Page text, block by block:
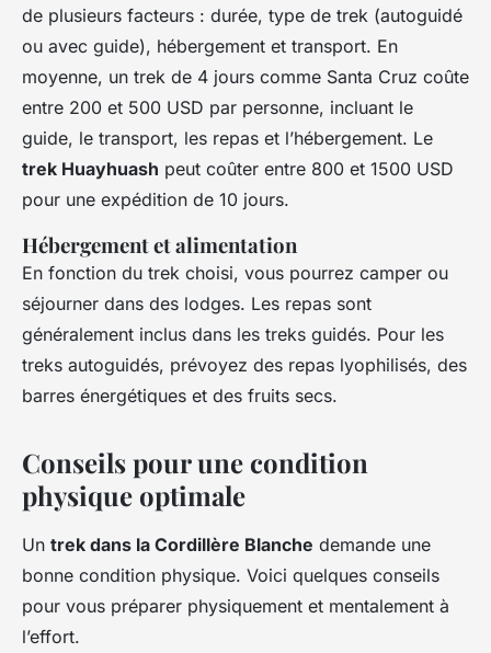
de plusieurs facteurs : durée, type de trek (autoguidé
ou avec guide), hébergement et transport. En
moyenne, un trek de 4 jours comme Santa Cruz coûte
entre 200 et 500 USD par personne, incluant le
guide, le transport, les repas et l’hébergement. Le
trek Huayhuash peut coûter entre 800 et 1500 USD
pour une expédition de 10 jours.
Hébergement et alimentation
En fonction du trek choisi, vous pourrez camper ou
séjourner dans des lodges. Les repas sont
généralement inclus dans les treks guidés. Pour les
treks autoguidés, prévoyez des repas lyophilisés, des
barres énergétiques et des fruits secs.
Conseils pour une condition
physique optimale
Un trek dans la Cordillère Blanche demande une
bonne condition physique. Voici quelques conseils
pour vous préparer physiquement et mentalement à
l’effort.